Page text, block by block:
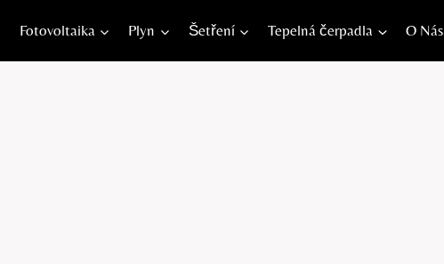
Fotovoltaika Plyn Šetření Tepelná čerpadla O Nás